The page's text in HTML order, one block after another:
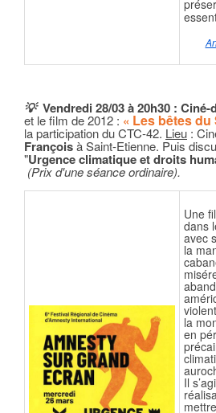
💡Vendredi 28/03à 20h30 : Ciné-
et le film de 2012 : « Les bêtes
la participation du CTC-42. Lieu :
Françoisà Saint-Etienne. Puis
"Urgence climatique et droits
(Prix d'une séance ordinaire).
Une
dans
avec
la
la
en
Il